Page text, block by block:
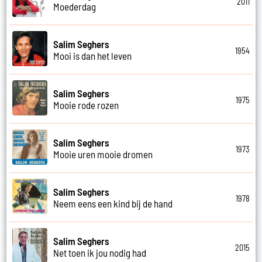
Moederdag
Salim Seghers
Mooi is dan het leven
1954
Salim Seghers
Mooie rode rozen
1975
Salim Seghers
Mooie uren mooie dromen
1973
Salim Seghers
Neem eens een kind bij de hand
1978
Salim Seghers
Net toen ik jou nodig had
2015